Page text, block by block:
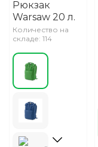
Рюкзак
Warsaw 20 л.
Количество на
складе: 114